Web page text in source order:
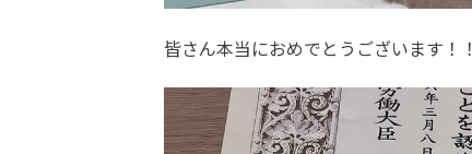
皆さん本当におめでとうございます！！